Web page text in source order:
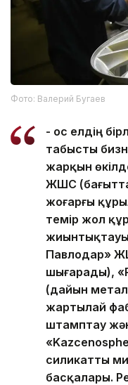
Фото: Валерий Бугаев
- Қос елдің
табысты
жарқын
ЖШС
жоғарғы
темір жол
Павлодар»
шығарады),
(дайын
жартылай
штамптау
силикатты
басқалары.